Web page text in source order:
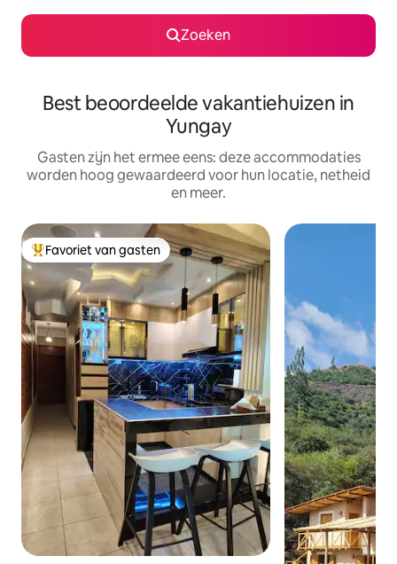
Zoeken
Best beoordeelde vakantiehuizen in
Yungay
Gasten zijn het ermee eens: deze accommodaties
worden hoog gewaardeerd voor hun locatie, netheid
en meer.
Topfavoriet van gasten
Favoriet van gasten